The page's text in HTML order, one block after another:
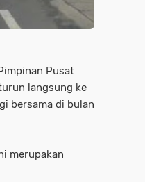
Pusat
langsung ke
bersama di bulan
merupakan